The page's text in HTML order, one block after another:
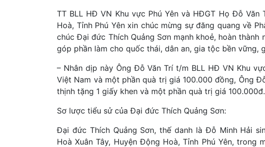
TT BLL HĐ VN Khu vực Phú Yên và HĐGT Họ Đỗ Văn
Hoà, Tỉnh Phú Yên xin chúc mừng sự đăng quang về
chúc Đại đức Thích Quảng Sơn mạnh khoẻ, hoàn
góp phần làm cho quốc thái, dân an, gia tộc bền vững,
– Nhân dịp này Ông Đỗ Văn Trí t/m BLL HĐ VN Khu
Việt Nam và một phần quà trị giá 100.000 đồng, Ông
thịnh tặng 1 giấy khen và một phần quà trị giá 100.000đ.
Sơ lược tiểu sử của Đại đức Thích Quảng Sơn:
Đại đức Thích Quảng Sơn, thế danh là Đỗ Minh Hải
Hoà Xuân Tây, Huyện Động Hoà, Tỉnh Phú Yên,